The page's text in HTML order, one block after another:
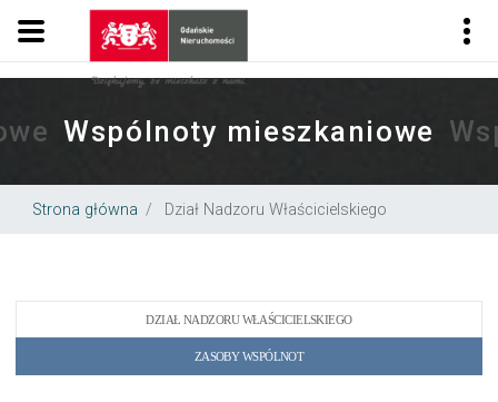
Gdańskie Nieruchomości
Wspólnoty mieszkaniowe
Strona główna Dział Nadzoru Właścicielskiego
DZIAŁ NADZORU WŁAŚCICIELSKIEGO
ZASOBY WSPÓLNOT